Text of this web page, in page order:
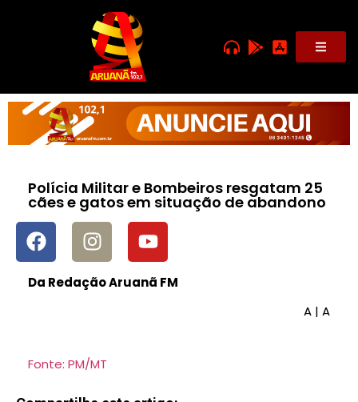
Polícia Militar e Bombeiros resgatam 25
cães e gatos em situação de abandono
Da Redação Aruanã FM
A | A
Fonte: PM/MT